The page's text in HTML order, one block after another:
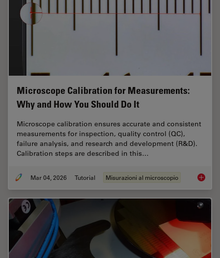
Microscope Calibration for Measurements:
Why and How You Should Do It
Microscope calibration ensures accurate and consistent
measurements for inspection, quality control (QC),
failure analysis, and research and development (R&D).
Calibration steps are described in this…
Mar 04, 2026 Tutorial Misurazioni al microscopio